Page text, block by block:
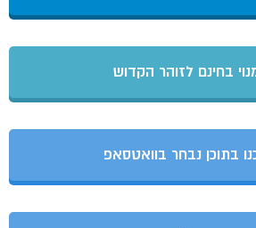
בחינם לזוהר הקדוש
בתוכן נבחר בוואטסאפ